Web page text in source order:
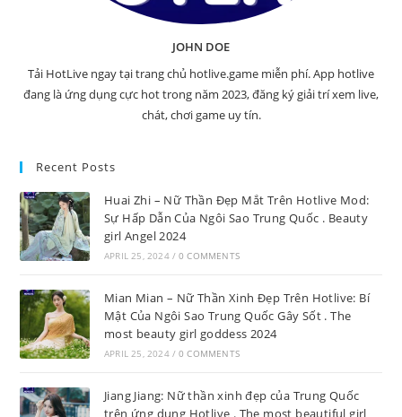
JOHN DOE
Tải HotLive ngay tại trang chủ hotlive.game miễn phí. App hotlive
đang là ứng dụng cực hot trong năm 2023, đăng ký giải trí xem live,
chát, chơi game uy tín.
Recent Posts
Huai Zhi – Nữ Thần Đẹp Mắt Trên Hotlive Mod:
Sự Hấp Dẫn Của Ngôi Sao Trung Quốc . Beauty
girl Angel 2024
APRIL 25, 2024 / 0 COMMENTS
Mian Mian – Nữ Thần Xinh Đẹp Trên Hotlive: Bí
Mật Của Ngôi Sao Trung Quốc Gây Sốt . The
most beauty girl goddess 2024
APRIL 25, 2024 / 0 COMMENTS
Jiang Jiang: Nữ thần xinh đẹp của Trung Quốc